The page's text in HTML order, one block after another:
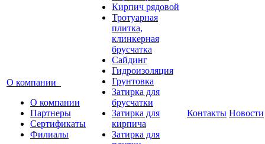
О компании
О компании
Партнеры
Сертификаты
Филиалы
Кирпич рядовой
Тротуарная
плитка,
клинкерная
брусчатка
Сайдинг
Гидроизоляция
Грунтовка
Затирка для
брусчатки
Затирка для
кирпича
Затирка для
Контакты Новости